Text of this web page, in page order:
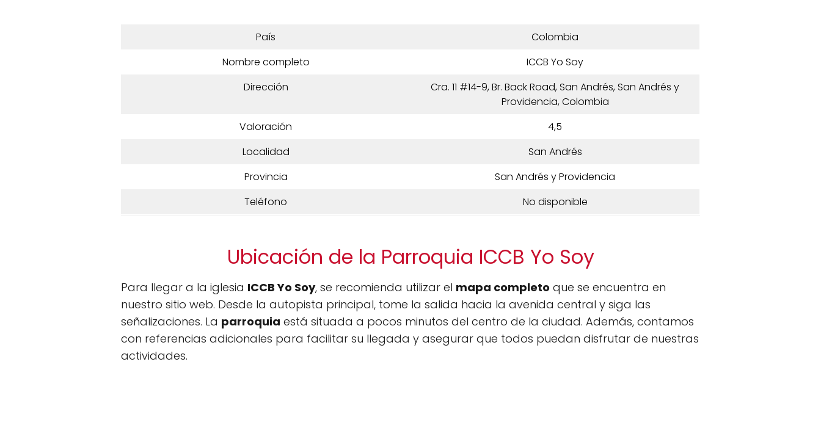
País
Colombia
Nombre completo
ICCB Yo Soy
Dirección
Cra. 11 #14-9, Br. Back Road, San Andrés, San Andrés y
Providencia, Colombia
Valoración
4,5
Localidad
San Andrés
Provincia
San Andrés y Providencia
Teléfono
No disponible
Ubicación de la Parroquia ICCB Yo Soy
Para llegar a la iglesia ICCB Yo Soy, se recomienda utilizar el mapa completo que se encuentra en
nuestro sitio web. Desde la autopista principal, tome la salida hacia la avenida central y siga las
señalizaciones. La parroquia está situada a pocos minutos del centro de la ciudad. Además, contamos
con referencias adicionales para facilitar su llegada y asegurar que todos puedan disfrutar de nuestras
actividades.